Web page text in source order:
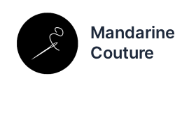
contenu
Mandarine
Couture